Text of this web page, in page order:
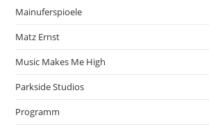
Mainuferspioele
Matz Ernst
Music Makes Me High
Parkside Studios
Programm